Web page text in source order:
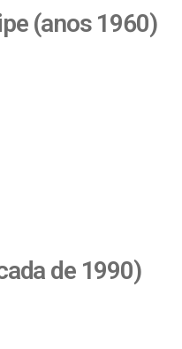
(anos 1960)
de 1990)